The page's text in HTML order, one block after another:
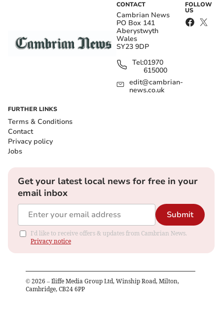
CONTACT
Cambrian News
PO Box 141
Aberystwyth
Wales
SY23 9DP
Tel:01970
615000
edit@cambrian-
news.co.uk
FOLLOW
US
FURTHER LINKS
Terms & Conditions
Contact
Privacy policy
Jobs
Get your latest local news for free in your
email inbox
Submit
I'd like to receive offers & updates from Cambrian News.
Privacy notice
© 2026 – Iliffe Media Group Ltd, Winship Road, Milton,
Cambridge, CB24 6PP